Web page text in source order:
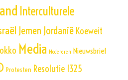
Interculturele
Jemen Jordanië Koeweit
Media Modereren Nieuwsbrief
Protesten Resolutie 1325